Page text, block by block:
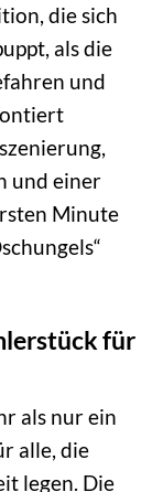
die sich
als die
und
und einer
Minute
für
als nur ein
alle, die
legen. Die